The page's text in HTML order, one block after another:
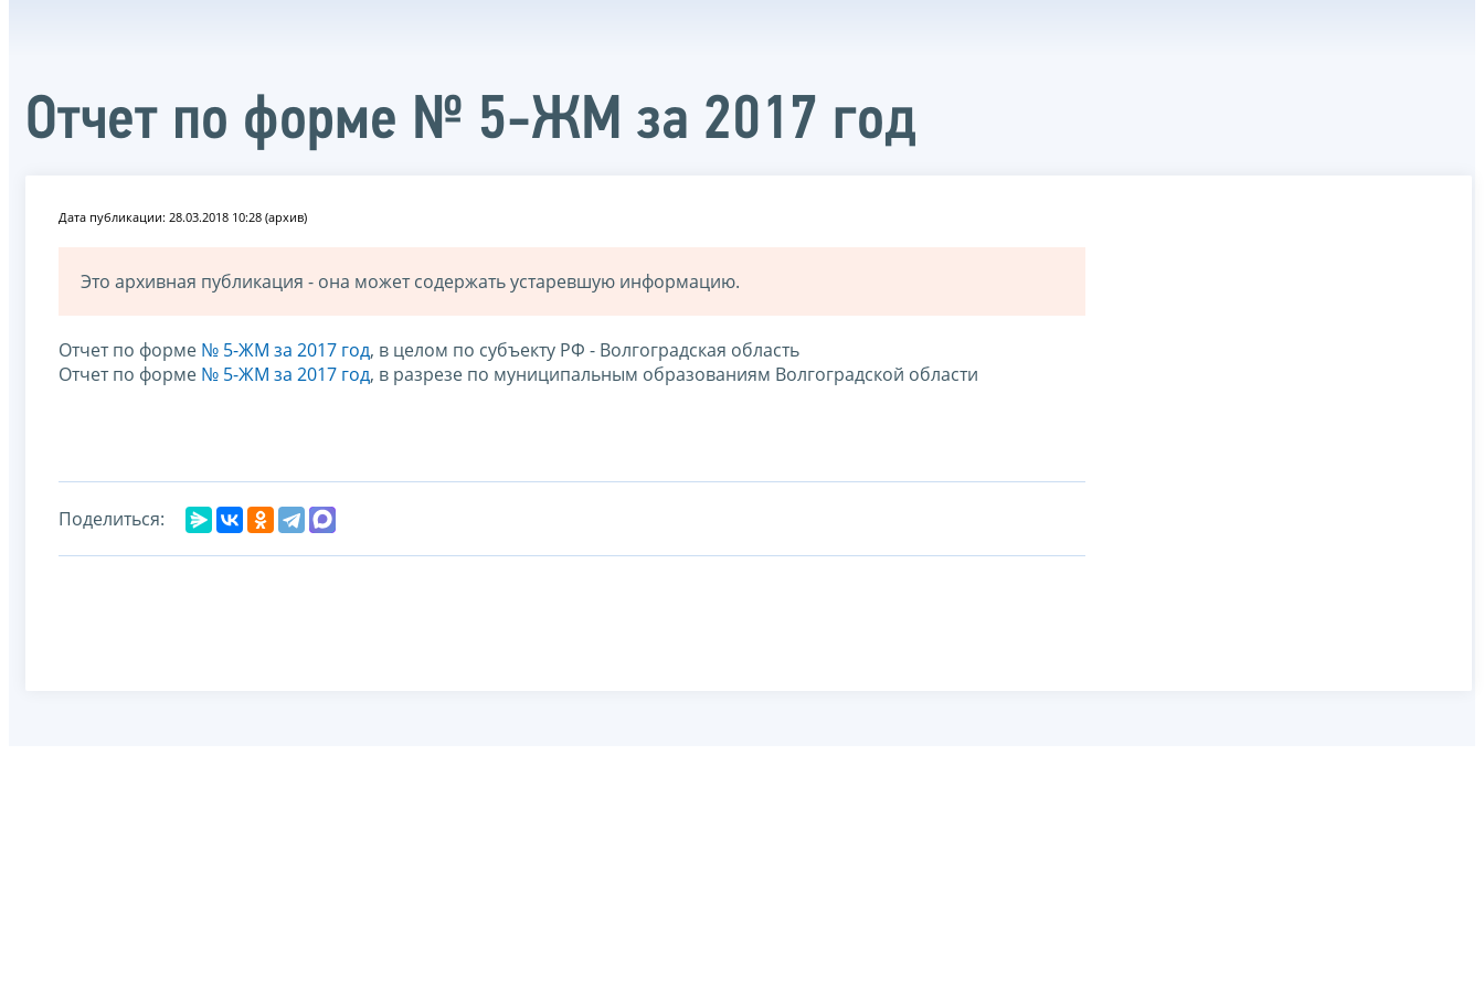
Отчет по форме № 5-ЖМ за 2017 год
Дата публикации: 28.03.2018 10:28 (архив)
Это архивная публикация - она может содержать устаревшую информацию.
Отчет по форме № 5-ЖМ за 2017 год, в целом по субъекту РФ - Волгоградская область
Отчет по форме № 5-ЖМ за 2017 год, в разрезе по муниципальным образованиям Волгоградской области
Поделиться: